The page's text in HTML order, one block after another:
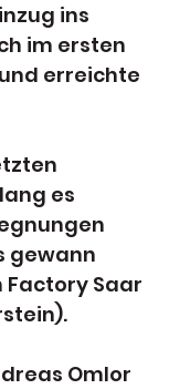
ins
im ersten
erreichte
es
gewann
Saar
Omlor